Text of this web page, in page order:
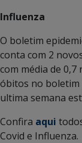
Influenza
O boletim
conta com 2
com média de
óbitos no boletim
ultima semana
Confira aqui
Covid e Influenza.